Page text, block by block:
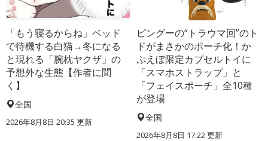
「もう寝るからね」ベッド
で待機する白猫→冬になる
と現れる「腕枕ヤクザ」の
予想外な生態【作者に聞
く】
全国
2026年8月8日 20:35 更新
ピングーの“トラウマ回”のト
ドがまさかのポーチ化！か
ぷえぼ限定カプセルトイに
「スマホストラップ」と
「フェイスポーチ」全10種
が登場
全国
2026年8月8日 17:22 更新